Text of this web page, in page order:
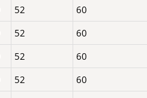
52 60
52 60
52 60
52 60